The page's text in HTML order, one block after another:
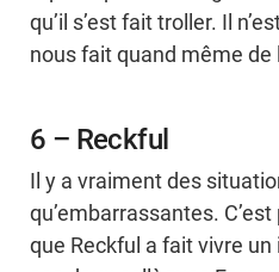
qu’il s’est fait troller. Il
nous fait quand même de
6 – Reckful
Il y a vraiment des
qu’embarrassantes.
que Reckful a fait vivre